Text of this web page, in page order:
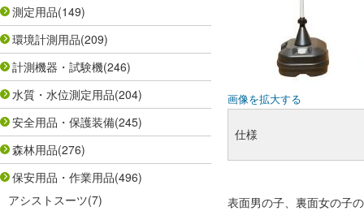
測定用品(149)
環境計測用品(209)
計測機器・試験機(246)
水質・水位測定用品(204)
安全用品・保護装備(245)
森林用品(276)
保安用品・作業用品(496)
アシストスーツ(7)
画像を拡大する
仕様
表面男の子、裏面女の子